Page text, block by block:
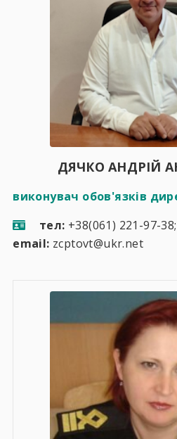
ДЯЧКО АНДРІЙ
виконувач обов'язків
тел: +38(061) 221-97-
email: zcptovt@ukr.net